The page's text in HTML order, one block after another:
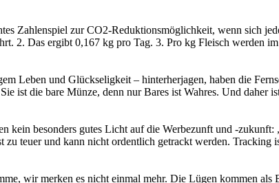
Zahlenspiel zur CO2-Reduktionsmöglichkeit, wenn sich
2. Das ergibt 0,167 kg pro Tag. 3. Pro kg Fleisch werden
Leben und Glückseligkeit – hinterherjagen, haben die
ist die bare Münze, denn nur Bares ist Wahres. Und daher
kein besonders gutes Licht auf die Werbezunft und -
teuer und kann nicht ordentlich getrackt werden.
wir merken es nicht einmal mehr. Die Lügen kommen